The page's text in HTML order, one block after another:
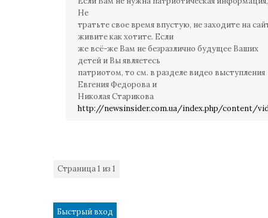
Не
тратьте свое время впустую, не заходите на
живите как хотите. Если
же всё-же Вам не безразлично будущее Ваших
детей и Вы являетесь
патриотом, то см. в разделе видео выступления
Евгения Федорова и
Николая Старикова
http://newsinsider.com.ua/index.php/content/
Страница1 из 1